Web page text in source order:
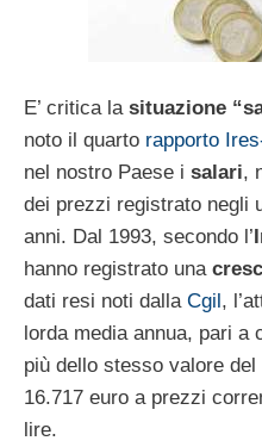
E’ critica lasituazione
noto il quarto rapporto
nel nostro Paese i salari,
dei prezzi registrato negli
anni. Dal 1993, secondo l’
hanno registrato una
dati resi noti dalla Cgil,
lorda media annua, pari a
più dello stesso valore
16.717 euro a prezzi
lire.